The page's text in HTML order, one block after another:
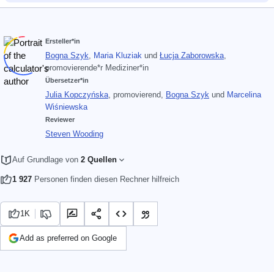
Ersteller*in
Bogna Szyk, Maria Kluziak und Łucja Zaborowska,
promovierende*r Mediziner*in
Übersetzer*in
Julia Kopczyńska, promovierend, Bogna Szyk und Marcelina
Wiśniewska
Reviewer
Steven Wooding
Auf Grundlage von 2 Quellen
1 927 Personen finden diesen Rechner hilfreich
1K
Add as preferred on Google